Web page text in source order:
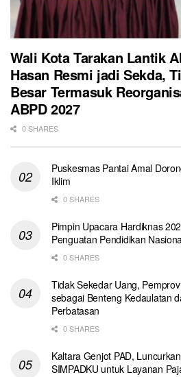
Wali Kota Tarakan Lantik
Hasan Resmi jadi Sekda,
Besar Termasuk
ABPD 2027
0 SHARES
Puskesmas Pantai Amal
Iklim
0 SHARES
Pimpin Upacara Hardiknas
Penguatan Pendidikan
0 SHARES
Tidak Sekedar Uang,
sebagai Benteng Kedaulatan
Perbatasan
0 SHARES
Kaltara Genjot PAD,
SIMPADKU untuk Layanan